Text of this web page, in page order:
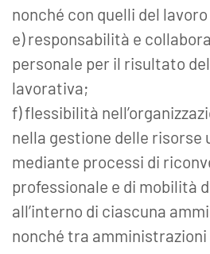
nonché con quelli del
e) responsabilità e
personale per il risultato
lavorativa;
f) flessibilità
nella gestione delle risorse
mediante processi di
professionale e di mobilità
all’interno di ciascuna
nonché tra